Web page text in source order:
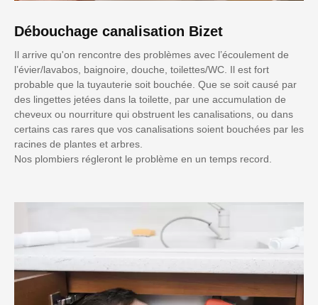
Débouchage canalisation Bizet
Il arrive qu'on rencontre des problèmes avec l’écoulement de
l’évier/lavabos, baignoire, douche, toilettes/WC. Il est fort
probable que la tuyauterie soit bouchée. Que se soit causé par
des lingettes jetées dans la toilette, par une accumulation de
cheveux ou nourriture qui obstruent les canalisations, ou dans
certains cas rares que vos canalisations soient bouchées par les
racines de plantes et arbres.
Nos plombiers régleront le problème en un temps record.